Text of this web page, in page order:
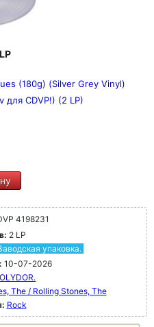
(180g) (Silver Grey Vinyl)
для CDVP!) (2 LP)
4198231
2 LP
упаковка.
10-07-2026
The / Rolling Stones, The
Rock